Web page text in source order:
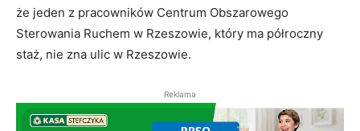
że jeden z pracowników Centrum Obszarowego
Sterowania Ruchem w Rzeszowie, który ma półroczny
staż, nie zna ulic w Rzeszowie.
Reklama